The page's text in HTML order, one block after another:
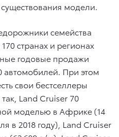
модели.
семейства
странах и регионах
годовые продажи
автомобилей. При этом
свои бестселлеры
Land Cruiser 70
моделью в Африке (14
в 2018 году), Land Cruiser